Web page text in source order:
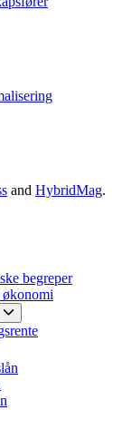
and HybridMag.
begreper
økonomi
sub
menu